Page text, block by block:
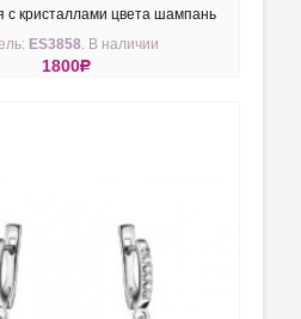
с кристаллами цвета шампань
Golden Shadow
ES3858. В наличии
1800R